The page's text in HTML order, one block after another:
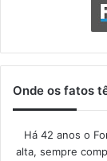
Onde os fatos
Há 42 anos o
alta, sempre